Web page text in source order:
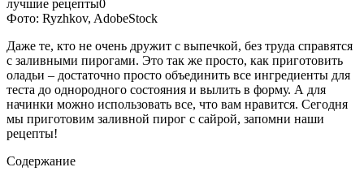
Фото: Ryzhkov, AdobeStock
Даже те, кто не очень дружит с выпечкой, без труда справятся
с заливными пирогами. Это так же просто, как приготовить
оладьи – достаточно просто объединить все ингредиенты для
теста до однородного состояния и вылить в форму. А для
начинки можно использовать все, что вам нравится. Сегодня
мы приготовим заливной пирог с сайрой, запомни наши
рецепты!
Содержание